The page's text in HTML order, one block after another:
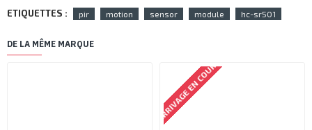
ETIQUETTES : pir motion sensor module hc-sr501
DE LA MÊME MARQUE
ARRIVAGE EN COURS